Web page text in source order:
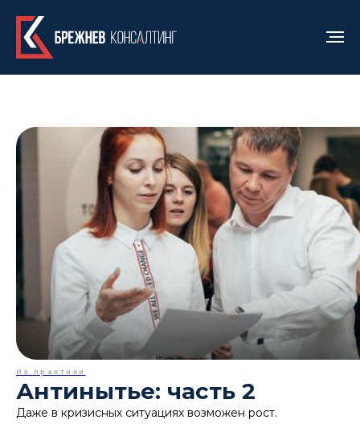
Из практики
Антинытье: часть 2
Даже в кризисных ситуациях возможен рост.